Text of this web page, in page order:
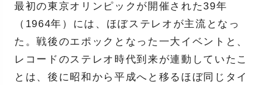
最初の東京オリンピックが開催された39年
（1964年）には、ほぼステレオが主流となっ
た。戦後のエポックとなった一大イベントと、
レコードのステレオ時代到来が連動していたこ
とは、後に昭和から平成へと移るほぼ同じタイ